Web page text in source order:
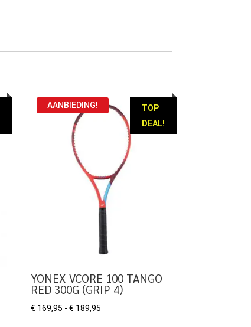
TOP
DEAL!
AANBIEDING!
YONEX VCORE 100 TANGO
RED 300G (GRIP 4)
€ 169,95 - € 189,95